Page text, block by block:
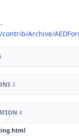
Archive/
3
4